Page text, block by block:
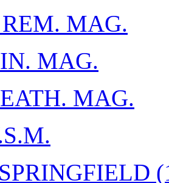
MAG.
MAG.
MAG.